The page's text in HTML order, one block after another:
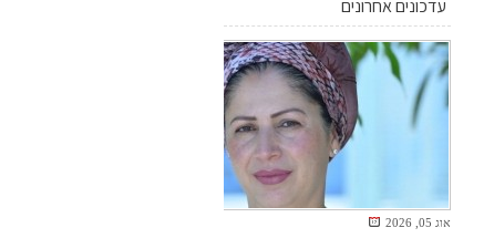
עדכונים אחרונים
אוג 05, 2026